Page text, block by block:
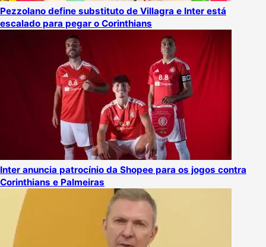
Pezzolano define substituto de Villagra e Inter está
escalado para pegar o Corinthians
Inter anuncia patrocínio da Shopee para os jogos contra
Corinthians e Palmeiras